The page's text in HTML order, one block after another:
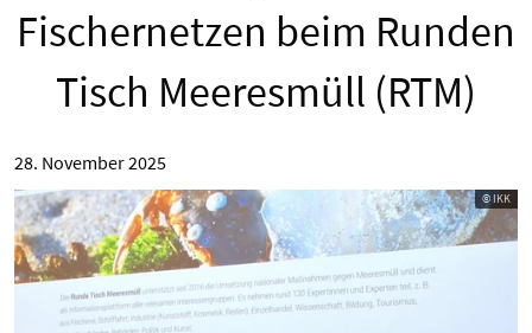
Fischernetzen beim Runden
Tisch Meeresmüll (RTM)
28. November 2025
© IKK